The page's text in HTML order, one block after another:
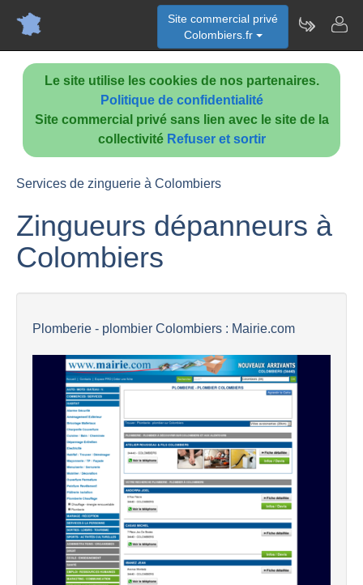
Le site utilise les cookies de nos partenaires.
Politique de confidentialité
Site commercial privé sans lien avec le site de la
collectivité Refuser et sortir
Site commercial privé
Colombiers.fr
Services de zinguerie à Colombiers
Zingueurs dépanneurs à
Colombiers
Plomberie - plombier Colombiers : Mairie.com